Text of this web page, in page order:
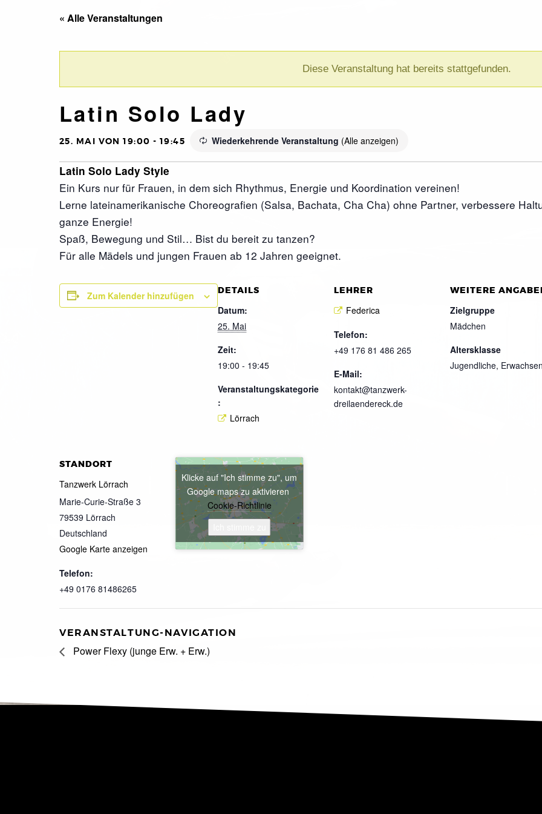
« Alle Veranstaltungen
Diese Veranstaltung hat bereits stattgefunden.
Latin Solo Lady
25. MAI VON 19:00 - 19:45 Wiederkehrende Veranstaltung (Alle anzeigen)
Latin Solo Lady Style
Ein Kurs nur für Frauen, in dem sich Rhythmus, Energie und Koordination vereinen!
Lerne lateinamerikanische Choreografien (Salsa, Bachata, Cha Cha) ohne Partner, verbessere
ganze Energie!
Spaß, Bewegung und Stil… Bist du bereit zu tanzen?
Für alle Mädels und jungen Frauen ab 12 Jahren geeignet.
Zum Kalender hinzufügen DETAILS
Datum:
25. Mai
Zeit:
19:00 - 19:45
Veranstaltungskategorie
:
Lörrach
LEHRER
Federica
Telefon:
+49 176 81 486 265
E-Mail:
kontakt@tanzwerk-
dreilaendereck.de
WEITERE
Zielgruppe
Mädchen
Altersklasse
Jugendliche,
STANDORT
Tanzwerk Lörrach
Marie-Curie-Straße 3
79539 Lörrach
Deutschland
Google Karte anzeigen
Telefon:
+49 0176 81486265
Klicke auf "Ich stimme zu", um
Google maps zu aktivieren
Cookie-Richtlinie
VERANSTALTUNG-NAVIGATION
Power Flexy (junge Erw. + Erw.)